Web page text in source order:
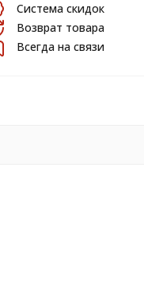
Система скидок
Возврат товара
Всегда на связи